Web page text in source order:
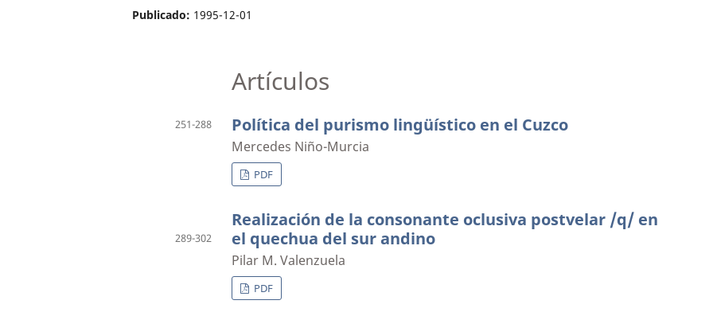
Publicado: 1995-12-01
Artículos
Política del purismo lingüístico en el Cuzco
Mercedes Niño-Murcia
251-288
PDF
Realización de la consonante oclusiva postvelar /q/ en
el quechua del sur andino
Pilar M. Valenzuela
289-302
PDF